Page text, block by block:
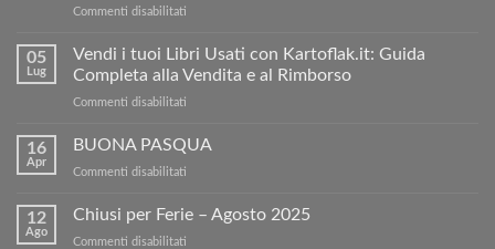
Commenti disabilitati
Risparmia:
sconto
05
Lug
Vendi i tuoi Libri Usati con Kartoflak.it: Guida
Completa alla Vendita e al Rimborso
Commenti disabilitati
i
tuoi
con
16
Apr
BUONA PASQUA
Commenti disabilitati
PASQUA
12
Ago
Chiusi per Ferie – Agosto 2025
Commenti disabilitati